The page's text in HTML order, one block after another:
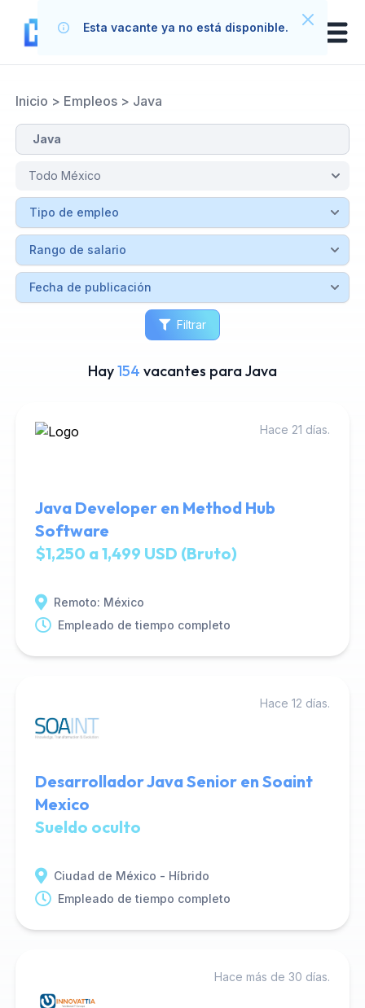
Inicio > Empleos> Java
Filtrar
Hay154 vacantes para Java
Hace 21 días.
Java Developer en Method Hub
Software
$1,250 a 1,499 USD (Bruto)
Remoto: México
Empleado de tiempo completo
Hace 12 días.
Desarrollador Java Senior en Soaint
Mexico
Sueldo oculto
Ciudad de México - Híbrido
Empleado de tiempo completo
Hace más de 30 días.
Esta vacante ya no está disponible.